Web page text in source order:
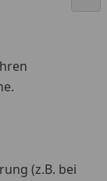
(z.B. bei